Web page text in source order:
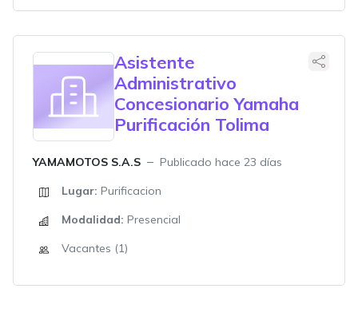
Asistente
Administrativo
Concesionario Yamaha
Purificación Tolima
YAMAMOTOS S.A.S
Publicado hace 23 días
Lugar: Purificacion
Modalidad: Presencial
Vacantes (1)